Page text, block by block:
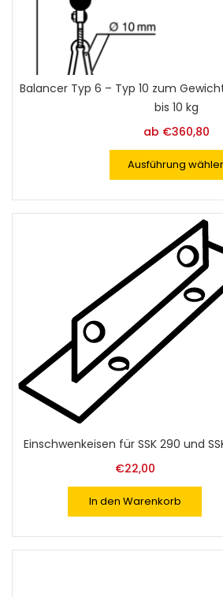
Balancer Typ 6 – Typ 10 zum
bis 10 kg
ab €360,80
Ausführung
Einschwenkeisen für SSK 290 und
€22,00
In den Warenkorb